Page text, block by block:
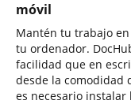
móvil
Mantén tu trabajo
tu ordenador.
facilidad que en
desde la comodidad
es necesario instalar